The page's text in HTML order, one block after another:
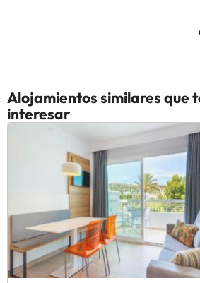
Alojamientos similares que
interesar